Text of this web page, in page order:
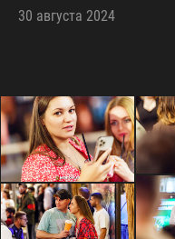
30 августа 2024